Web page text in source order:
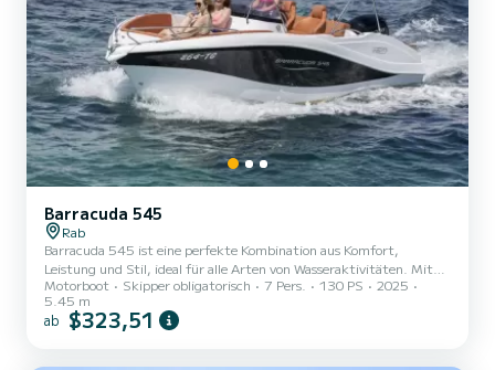
Barracuda 545
Rab
Barracuda 545 ist eine perfekte Kombination aus Komfort,
Leistung und Stil, ideal für alle Arten von Wasseraktivitäten. Mit
modernem Design und geräumigem Innenraum bietet dieses Boot
viel Platz für Entspannung, Spaß und Abenteuer mit Familie und
Freunden. Sein leistungsstarker 130-PS-Motor sorgt für
Motorboot Skipper obligatorisch 7 Pers. 130 PS
2025
5.45 m
ab $323,51